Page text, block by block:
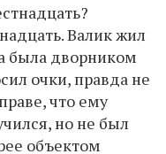
Валик жил
была дворником
очки, правда не
что ему
но не был
объектом